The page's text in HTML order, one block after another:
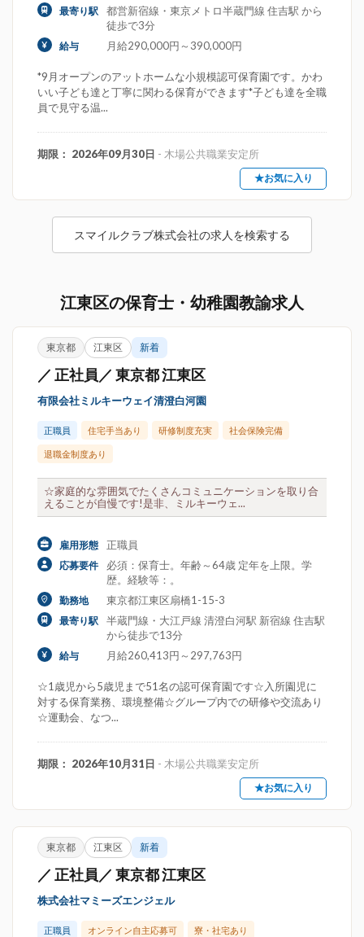
最寄り駅
都営新宿線・東京メトロ半蔵門線 住吉駅 から
徒歩で3分
給与 月給290,000円～390,000円
*9月オープンのアットホームな小規模認可保育園です。かわ
いい子ども達と丁寧に関わる保育ができます*子ども達を全職
員で見守る温...
期限： 2026年09月30日 - 木場公共職業安定所
★お気に入り
スマイルクラブ株式会社の求人を検索する
江東区の保育士・幼稚園教諭求人
東京都 江東区 新着
／ 正社員／ 東京都 江東区
有限会社ミルキーウェイ清澄白河園
正職員 住宅手当あり 研修制度充実 社会保険完備
退職金制度あり
☆家庭的な雰囲気でたくさんコミュニケーションを取り合
えることが自慢です!是非、ミルキーウェ...
雇用形態 正職員
応募要件
必須：保育士。年齢～64歳 定年を上限。学
歴。経験等：。
勤務地 東京都江東区扇橋1-15-3
最寄り駅
半蔵門線・大江戸線 清澄白河駅 新宿線 住吉駅
から徒歩で13分
給与 月給260,413円～297,763円
☆1歳児から5歳児まで51名の認可保育園です☆入所園児に
対する保育業務、環境整備☆グループ内での研修や交流あり
☆運動会、なつ...
期限： 2026年10月31日 - 木場公共職業安定所
★お気に入り
東京都 江東区 新着
／ 正社員／ 東京都 江東区
株式会社マミーズエンジェル
正職員 オンライン自主応募可 寮・社宅あり